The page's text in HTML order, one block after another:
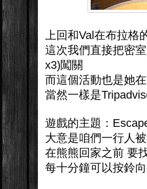
上回和Val在布拉格
這次我們直接把密
x3)闖關
而這個活動也是她
當然一樣是
遊戲的主題：
大意是咱們一行人
在熊熊回家之前 要
每十分鐘可以按鈴